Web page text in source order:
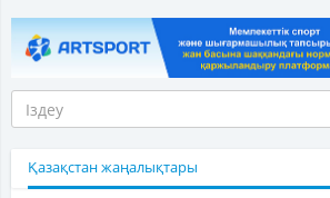
Қазақстан жаңалықтары